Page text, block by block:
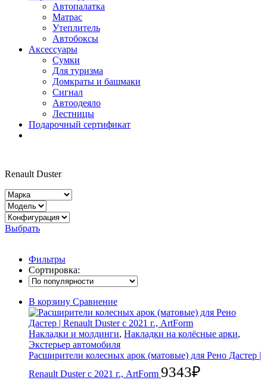
Автопалатка
Матрас
Утеплитель
Автобоксы
Аксессуары
Сумки
Для туризма
Домкраты и башмаки
Сигнал
Автоодеяло
Лестницы
Подарочный сертификат
Renault Duster
Выбрать
Фильтры
Сортировка:
В корзину Сравнение
Накладки и молдинги, Накладки на колёсные арки,
Экстерьер автомобиля
Расширители колесных арок (матовые) для Рено Дастер |
Renault Duster с 2021 г., ArtForm 9343₽